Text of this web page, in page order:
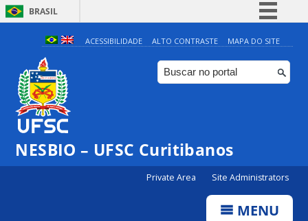
BRASIL
Simplifique!
Comunica BR
Participe
Canais
ACESSIBILIDADE ALTO CONTRASTE MAPA DO SITE
NESBIO – UFSC Curitibanos
Private Area Site Administrators
MENU